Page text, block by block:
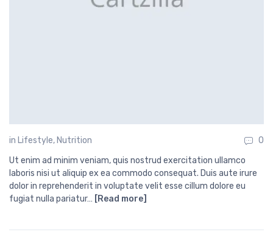
in Lifestyle, Nutrition
0
Ut enim ad minim veniam, quis nostrud exercitation ullamco
laboris nisi ut aliquip ex ea commodo consequat. Duis aute irure
dolor in reprehenderit in voluptate velit esse cillum dolore eu
fugiat nulla pariatur… [Read more]